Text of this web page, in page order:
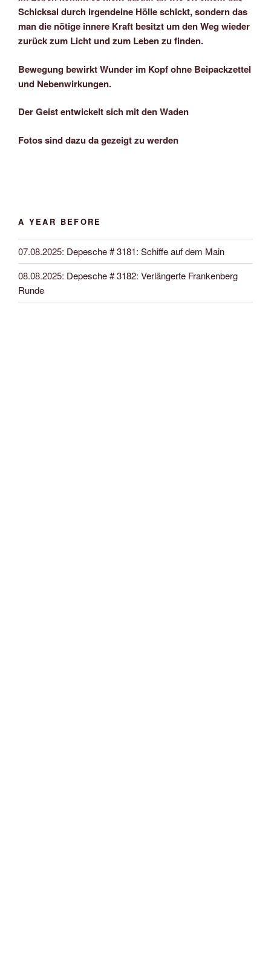
Schicksal durch irgendeine Hölle schickt, sondern das
man die nötige innere Kraft besitzt um den Weg wieder
zurück zum Licht und zum Leben zu finden.
Bewegung bewirkt Wunder im Kopf ohne Beipackzettel
und Nebenwirkungen.
Der Geist entwickelt sich mit den Waden
Fotos sind dazu da gezeigt zu werden
A YEAR BEFORE
07.08.2025: Depesche # 3181: Schiffe auf dem Main
08.08.2025: Depesche # 3182: Verlängerte Frankenberg
Runde